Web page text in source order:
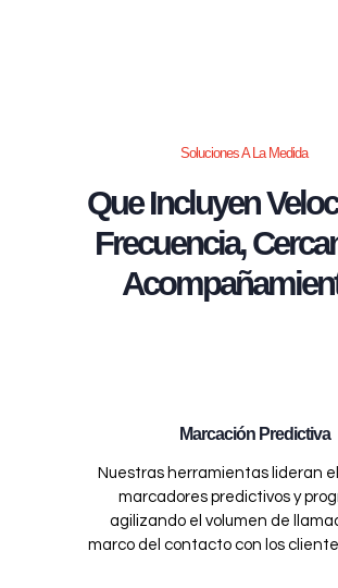
Soluciones A La Medida
Que Incluyen
Frecuencia,
Marcación Predictiva
Nuestras herramientas lideran
marcadores predictivos y
agilizando el volumen de
marco del contacto con los